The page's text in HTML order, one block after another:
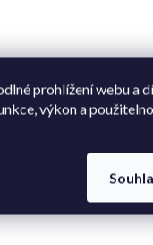
prohlížení webu a
výkon a